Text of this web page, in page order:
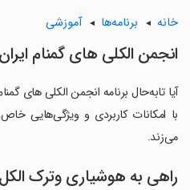
خانه برنامه‌ها آموزشی
‏انجمن الکلی های گمنام ایران
آیا تابه‌حال برنامه ‏انجمن الکلی های
با امکانات کاربردی و ویژگی‌هایی
می‌زند.
راهی به هوشیاری وترک الکل